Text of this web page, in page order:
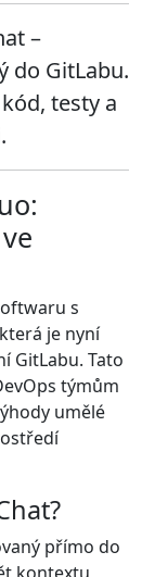
–
do GitLabu.
testy a
s
je nyní
GitLabu. Tato
týmům
umělé
přímo do
kontextu